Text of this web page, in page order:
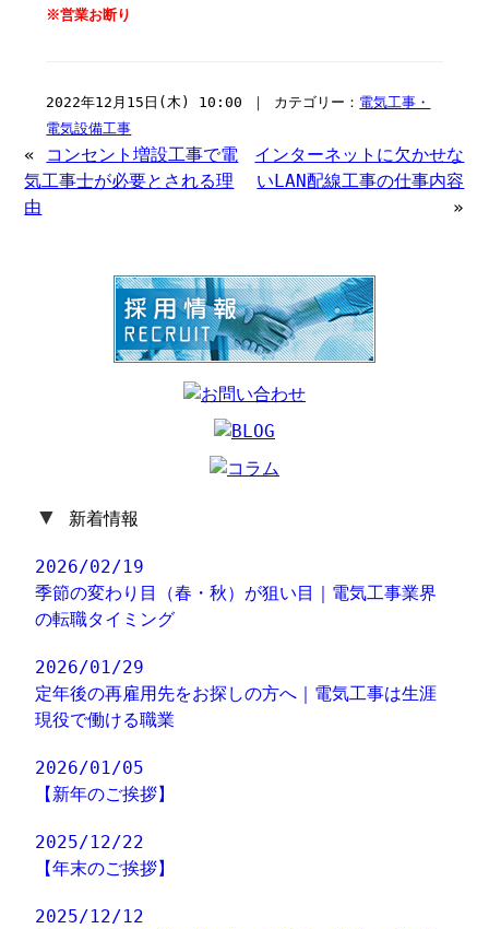
※営業お断り
2022年12月15日(木) 10:00 ｜ カテゴリー： 電気工事・
電気設備工事
« コンセント増設工事で電
気工事士が必要とされる理
由
インターネットに欠かせな
いLAN配線工事の仕事内容
»
▼ 新着情報
2026/02/19
季節の変わり目（春・秋）が狙い目｜電気工事業界
の転職タイミング
2026/01/29
定年後の再雇用先をお探しの方へ｜電気工事は生涯
現役で働ける職業
2026/01/05
【新年のご挨拶】
2025/12/22
【年末のご挨拶】
2025/12/12